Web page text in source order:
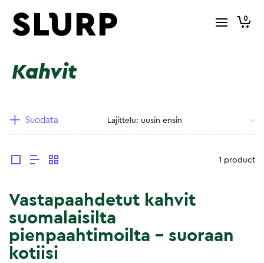
0
Kahvit
Suodata
1 product
Vastapaahdetut kahvit
suomalaisilta
pienpaahtimoilta – suoraan
kotiisi